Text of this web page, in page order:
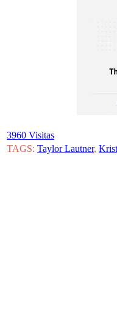
3960 Visitas
TAGS: Taylor Lautner,